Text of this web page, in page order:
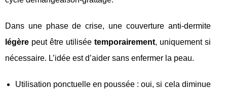
Dans une phase de crise, une couverture anti-dermite
légère peut être utilisée temporairement, uniquement si
nécessaire. L’idée est d’aider sans enfermer la peau.
Utilisation ponctuelle en poussée : oui, si cela diminue